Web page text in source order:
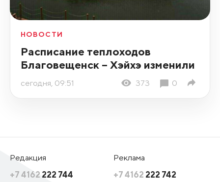
НОВОСТИ
Расписание теплоходов
Благовещенск – Хэйхэ изменили
сегодня, 09:51 373 0
Редакция
+7 4162 222 744
Реклама
+7 4162 222 742